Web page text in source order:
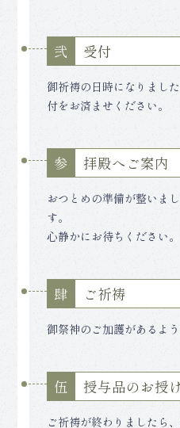
弐 受付
御祈祷の日時になりまし
付をお済ませください。
参 拝殿へご案内
おつとめの準備が整いま
す。
心静かにお待ちください。
肆 ご祈祷
御祭神のご加護があるよ
伍 授与品のお授け
ご祈祷が終わりましたら